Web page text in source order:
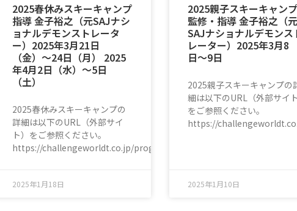
index.html
2025春休みスキーキャンプ
指導 金子裕之（元SAJナシ
ョナルデモンストレータ
ー）2025年3月21日
（金）〜24日（月） 2025
年4月2日（水）〜5日
（土）
2025春休みスキーキャンプの
詳細は以下のURL（外部サイ
ト）をご参照ください。
https://challengeworldt.co.jp/program/ski/
2025年1月18日
2025親子スキーキャンプ
監修・指導 金子裕之（元
SAJナショナルデモンス
レーター）2025年3月8
日〜9日
2025親子スキーキャンプの
細は以下のURL（外部サイ
をご参照ください。
https://
2025年1月10日